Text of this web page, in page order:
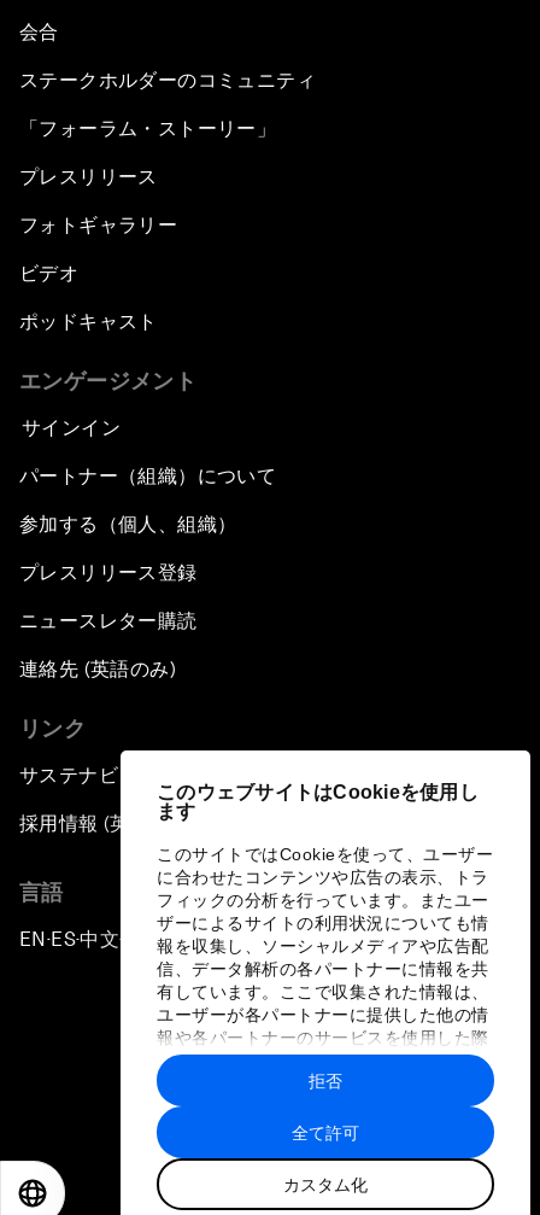
このウェブサイトはCookieを使用し
ます
このサイトではCookieを使って、ユーザー
に合わせたコンテンツや広告の表示、トラ
フィックの分析を行っています。またユー
ザーによるサイトの利用状況についても情
報を収集し、ソーシャルメディアや広告配
信、データ解析の各パートナーに情報を共
有しています。ここで収集された情報は、
ユーザーが各パートナーに提供した他の情
報や各パートナーのサービスを使用した際
に収集された情報と組み合わされ、各パー
トナーによって使用されることがありま
す。
全て許可
カスタム化
拒否
会合
ステークホルダーのコミュニティ
「フォーラム・ストーリー」
プレスリリース
フォトギャラリー
ビデオ
ポッドキャスト
エンゲージメント
サインイン
パートナー（組織）について
参加する（個人、組織）
プレスリリース登録
ニュースレター購読
連絡先 (英語のみ)
リンク
サステナビリティへの取り組み
採用情報 (英語のみ)
言語
EN ▪ES▪中文▪ 日本語
プライバシーポリシーと利用規約
サイトマップ
©
世界経済フォーラム